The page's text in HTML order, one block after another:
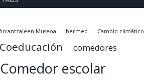
Museoa bermeo Cambio climático
Coeducación comedores
Comedor escolar